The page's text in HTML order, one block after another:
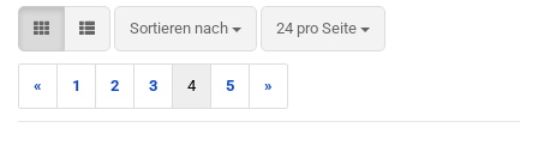
Sortieren nach
Sortieren nach 24 pro Seite
pro Seite
« 1 2 3 4 5 »